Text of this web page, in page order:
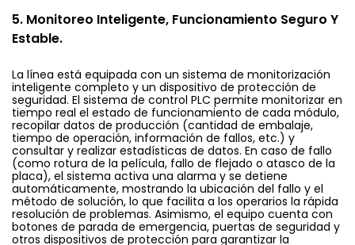
5. Monitoreo Inteligente, Funcionamiento Seguro Y
Estable.
La línea está equipada con un sistema de monitorización
inteligente completo y un dispositivo de protección de
seguridad. El sistema de control PLC permite monitorizar en
tiempo real el estado de funcionamiento de cada módulo,
recopilar datos de producción (cantidad de embalaje,
tiempo de operación, información de fallos, etc.) y
consultar y realizar estadísticas de datos. En caso de fallo
(como rotura de la película, fallo de flejado o atasco de la
placa), el sistema activa una alarma y se detiene
automáticamente, mostrando la ubicación del fallo y el
método de solución, lo que facilita a los operarios la rápida
resolución de problemas. Asimismo, el equipo cuenta con
botones de parada de emergencia, puertas de seguridad y
otros dispositivos de protección para garantizar la